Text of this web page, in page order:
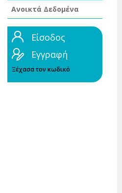
Ανοικτά Δεδομένα
Είσοδος
Εγγραφή
Ξέχασα τον κωδικό